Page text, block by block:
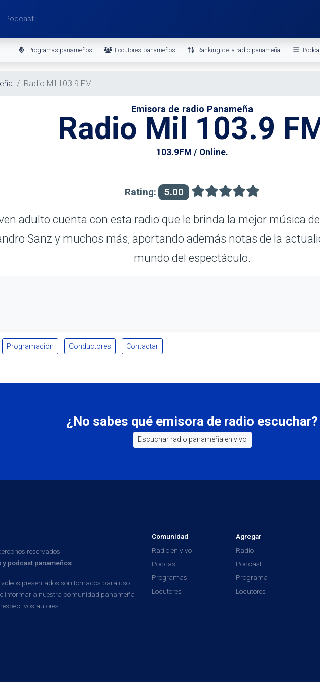
Podcast
Programas panameños Locutores panameños Ranking de la radio panameña
Radio Mil 103.9 FM
Emisora de radio Panameña
Radio Mil 103.9
103.9FM / Online.
Rating: 5.00
adulto cuenta con esta radio que le brinda la mejor música
Sanz y muchos más, aportando además notas de la
mundo del espectáculo.
Programación Conductores Contactar
¿No sabes qué emisora de radio escuchar?
Escuchar radio panameña en vivo
reservados.
podcast panameños
presentados son tomados para uso
informar a nuestra comunidad panameña
autores.
Comunidad
Radio en vivo
Podcast
Programas
Locutores
Agregar
Radio
Podcast
Programa
Locutores